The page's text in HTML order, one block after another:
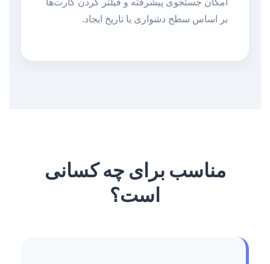
بر اساس سطح دشواری یا تاریخ ایجاد.
مناسب برای چه کسانی
است؟